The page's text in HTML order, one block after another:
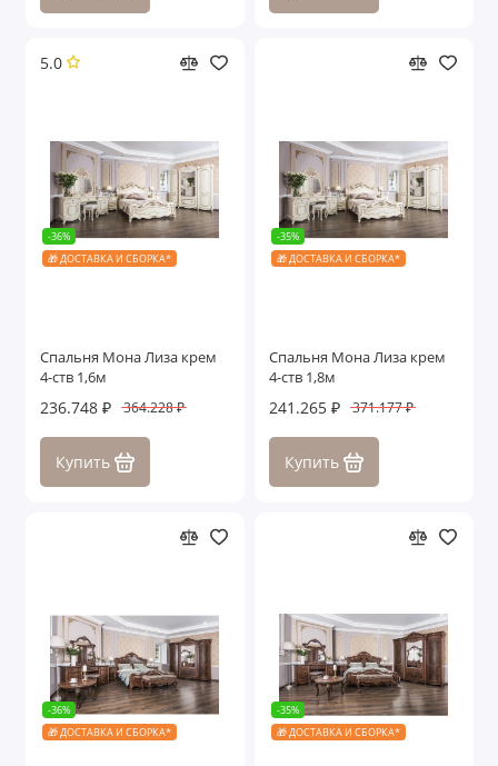
5.0
-36%
🎁 ДОСТАВКА И СБОРКА*
Спальня Мона Лиза крем
4-ств 1,6м
236.748 ₽ 364.228 ₽
Купить
-35%
🎁 ДОСТАВКА И СБОРКА*
Спальня Мона Лиза крем
4-ств 1,8м
241.265 ₽ 371.177 ₽
Купить
-36%
🎁 ДОСТАВКА И СБОРКА*
-35%
🎁 ДОСТАВКА И СБОРКА*